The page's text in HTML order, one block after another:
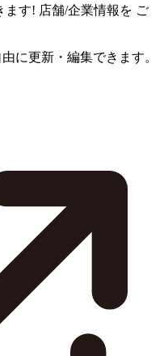
ます! 店舗/企業情報を ご
に更新・編集できます。